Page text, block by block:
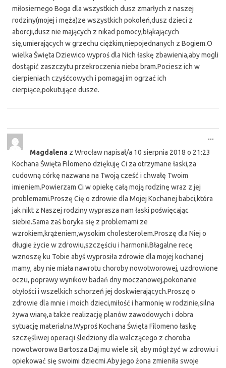
miłosiernego Boga dla wszystkich dusz zmarłych z naszej
rodziny(mojej i męża)ze wszystkich pokoleń,dusz dzieci z
aborcji,dusz nie mających z nikad pomocy,błąkających
się,umierających w grzechu ciężkim,niepojednanych z Bogiem.O
wielka Święta Dziewico wyproś dla Nich łaskę zbawienia,aby mogli
dostąpić zaszczytu przekroczenia nieba bram.Pociesz ich w
cierpieniach czyśćcowych i pomagaj im ogrzać ich
cierpiące,pokutujące dusze.
Magdalena z Wrocławnapisał/a 10 sierpnia 2018 o 21:23
Kochana Święta Filomeno dziękuję Ci za otrzymane łaski,za
cudowną córkę nazwana na Twoją cześć i chwałę Twoim
imieniem.Powierzam Ci w opiekę całą moją rodzinę wraz z jej
problemami.Proszę Cię o zdrowie dla Mojej Kochanej babci,która
jak nikt z Naszej rodziny wyprasza nam łaski poświęcając
siebie.Sama zaś boryka się z problemami ze
wzrokiem,krążeniem,wysokim cholesterolem.Proszę dla Niej o
długie życie w zdrowiu,szczęściu i harmonii.Błagalne recę
wznoszę ku Tobie abyś wyprosiła zdrowie dla mojej kochanej
mamy, aby nie miała nawrotu choroby nowotworowej, uzdrowione
oczu, poprawy wynikow badań dny moczanowej,pokonanie
otyłości i wszelkich schorzeń jej doskwierających.Proszę o
zdrowie dla mnie i moich dzieci,miłość i harmonię w rodzinie,silna
żywa wiarę,a także realizację planów zawodowych i dobra
sytuację materialna.Wyproś Kochana Święta Filomeno łaskę
szczęśliwej operacji śledziony dla walczącego z choroba
nowotworowa Bartosza.Daj mu wiele sił, aby mógł żyć w zdrowiu i
opiekować się swoimi dziecmi.Aby jego żona zmieniła swoje
...